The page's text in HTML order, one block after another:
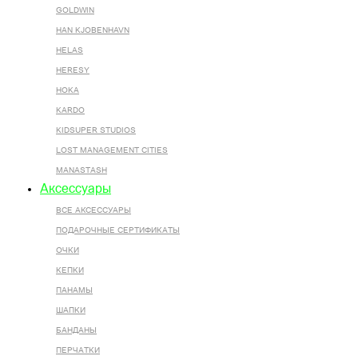
GOLDWIN
HAN KJOBENHAVN
HELAS
HERESY
HOKA
KARDO
KIDSUPER STUDIOS
LOST MANAGEMENT CITIES
MANASTASH
Аксессуары
ВСЕ AКСЕССУАРЫ
ПОДАРОЧНЫЕ СЕРТИФИКАТЫ
ОЧКИ
КЕПКИ
ПАНАМЫ
ШАПКИ
БАНДАНЫ
ПЕРЧАТКИ